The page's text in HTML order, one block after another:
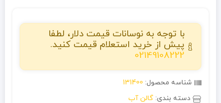
با توجه به نوسانات قیمت دلار، لطفا
پیش از خرید استعلام قیمت کنید.
02149108222
شناسه محصول: 131400
دسته بندی: گالن آب